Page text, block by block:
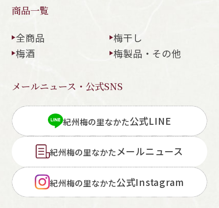
商品一覧
全商品
梅干し
梅酒
梅製品・その他
メールニュース・公式SNS
紀州梅の里なかた公式LINE
紀州梅の里なかたメールニュース
紀州梅の里なかた公式Instagram